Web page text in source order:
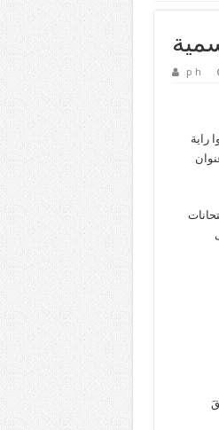
p h
راية